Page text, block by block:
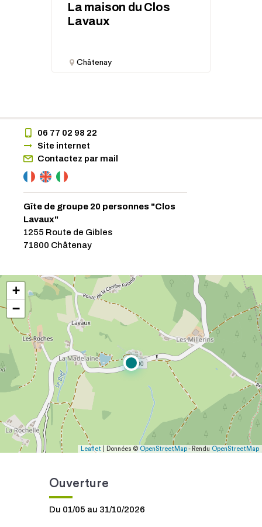
La maison du Clos
Lavaux
Châtenay
06 77 02 98 22
Site internet
Contactez par mail
Gîte de groupe 20 personnes "Clos
Lavaux"
1255 Route de Gibles
71800 Châtenay
+
−
Leaflet | Données © OpenStreetMap- Rendu OpenStreetMap
Ouverture
Du 01/05 au 31/10/2026